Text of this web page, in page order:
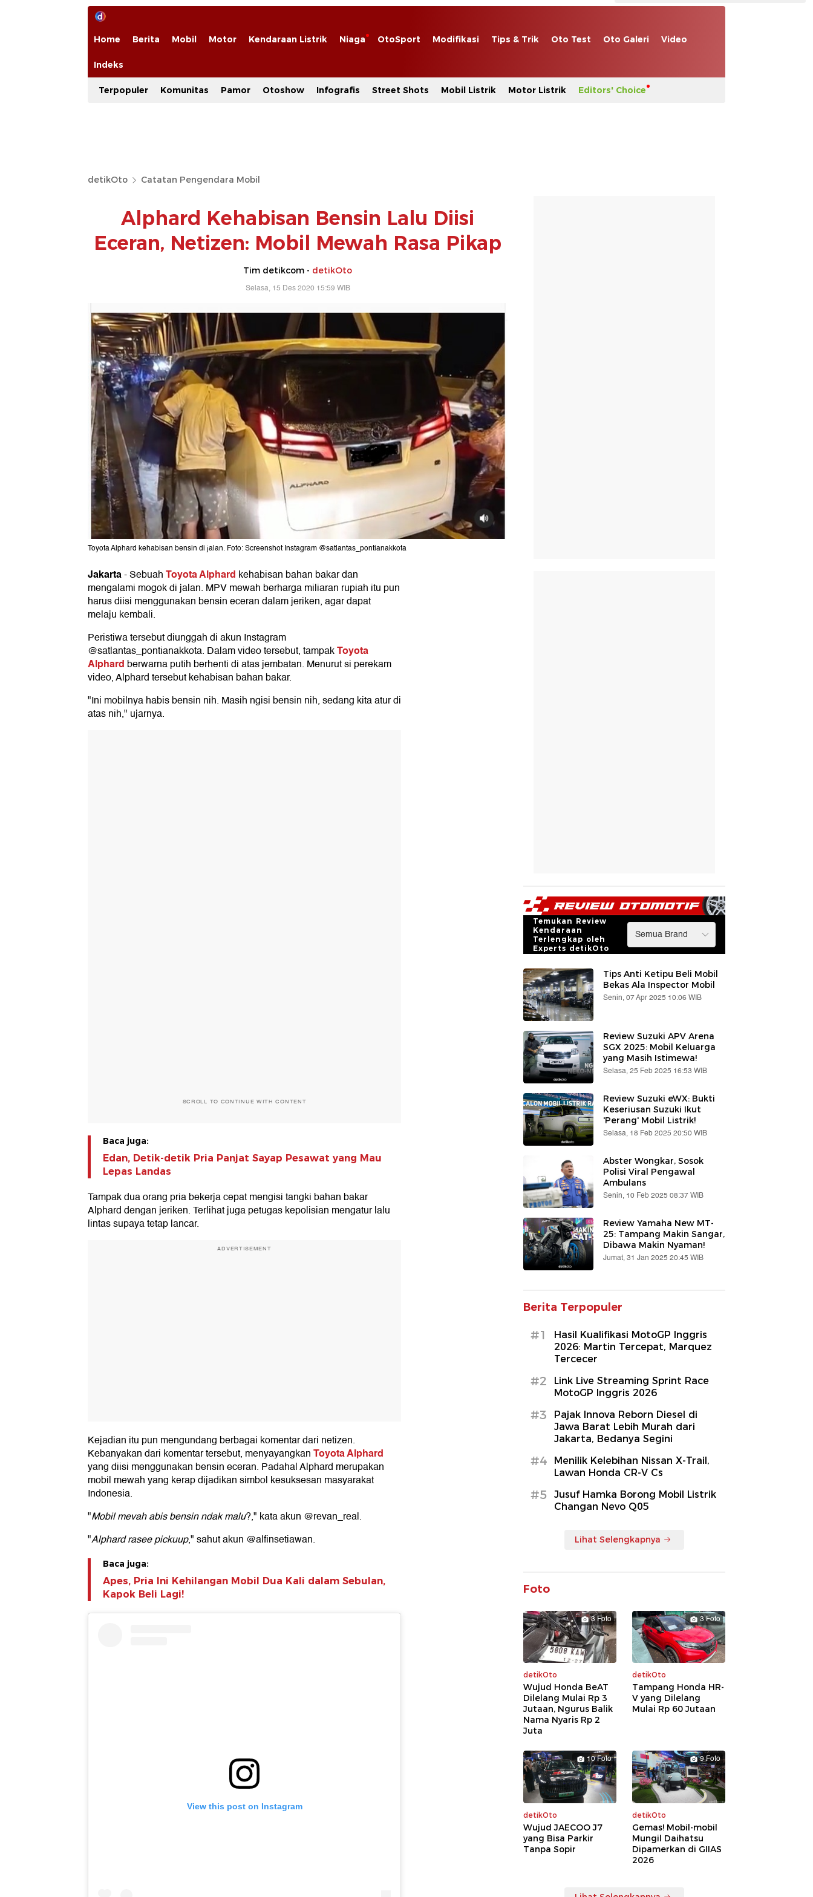
Home Berita Mobil Motor Kendaraan Listrik Niaga OtoSport Modifikasi Tips & Trik Oto Test Oto Galeri Video
Indeks
Terpopuler Komunitas Pamor Otoshow Infografis Street Shots Mobil Listrik Motor Listrik Editors' Choice
detikOto Catatan Pengendara Mobil
Alphard Kehabisan Bensin Lalu Diisi
Eceran, Netizen: Mobil Mewah Rasa Pikap
Tim detikcom - detikOto
Selasa, 15 Des 2020 15:59 WIB
Toyota Alphard kehabisan bensin di jalan. Foto: Screenshot Instagram @satlantas_pontianakkota
Jakarta-SebuahToyota Alphard kehabisan bahan bakar dan
mengalami mogok di jalan. MPV mewah berharga miliaran rupiah itu pun
harus diisi menggunakan bensin eceran dalam jeriken, agar dapat
melaju kembali.
Peristiwa tersebut diunggah di akun Instagram
@satlantas_pontianakkota. Dalam video tersebut, tampakToyota
Alphard berwarna putih berhenti di atas jembatan. Menurut si perekam
video, Alphard tersebut kehabisan bahan bakar.
"Ini mobilnya habis bensin nih. Masih ngisi bensin nih, sedang kita atur di
atas nih," ujarnya.
SCROLL TO CONTINUE WITH CONTENT
Baca juga:
Edan, Detik-detik Pria Panjat Sayap Pesawat yang Mau
Lepas Landas
Tampak dua orang pria bekerja cepat mengisi tangki bahan bakar
Alphard dengan jeriken. Terlihat juga petugas kepolisian mengatur lalu
lintas supaya tetap lancar.
ADVERTISEMENT
Kejadian itu pun mengundang berbagai komentar dari netizen.
Kebanyakan dari komentar tersebut, menyayangkanToyota Alphard
yang diisi menggunakan bensin eceran. Padahal Alphard merupakan
mobil mewah yang kerap dijadikan simbol kesuksesan masyarakat
Indonesia.
"Mobil mevah abis bensin ndak malu?," kata akun @revan_real.
"Alphard rasee pickuup," sahut akun @alfinsetiawan.
Baca juga:
Apes, Pria Ini Kehilangan Mobil Dua Kali dalam Sebulan,
Kapok Beli Lagi!
View this post on Instagram
Temukan Review
Kendaraan
Terlengkap oleh
Experts detikOto
Tips Anti Ketipu Beli Mobil
Bekas Ala Inspector Mobil
Senin, 07 Apr 2025 10:06 WIB
Review Suzuki APV Arena
SGX 2025: Mobil Keluarga
yang Masih Istimewa!
Selasa, 25 Feb 2025 16:53 WIB
Review Suzuki eWX: Bukti
Keseriusan Suzuki Ikut
'Perang' Mobil Listrik!
Selasa, 18 Feb 2025 20:50 WIB
Abster Wongkar, Sosok
Polisi Viral Pengawal
Ambulans
Senin, 10 Feb 2025 08:37 WIB
Review Yamaha New MT-
25: Tampang Makin Sangar,
Dibawa Makin Nyaman!
Jumat, 31 Jan 2025 20:45 WIB
Berita Terpopuler
#1
Hasil Kualifikasi MotoGP Inggris
2026: Martin Tercepat, Marquez
Tercecer
#2
Link Live Streaming Sprint Race
MotoGP Inggris 2026
#3
Pajak Innova Reborn Diesel di
Jawa Barat Lebih Murah dari
Jakarta, Bedanya Segini
#4
Menilik Kelebihan Nissan X-Trail,
Lawan Honda CR-V Cs
#5
Jusuf Hamka Borong Mobil Listrik
Changan Nevo Q05
Lihat Selengkapnya
Foto
3 Foto
detikOto
Wujud Honda BeAT
Dilelang Mulai Rp 3
Jutaan, Ngurus Balik
Nama Nyaris Rp 2
Juta
3 Foto
detikOto
Tampang Honda HR-
V yang Dilelang
Mulai Rp 60 Jutaan
10 Foto
detikOto
Wujud JAECOO J7
yang Bisa Parkir
Tanpa Sopir
9 Foto
detikOto
Gemas! Mobil-mobil
Mungil Daihatsu
Dipamerkan di GIIAS
2026